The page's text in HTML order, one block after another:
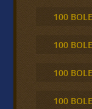
100
100
100
100